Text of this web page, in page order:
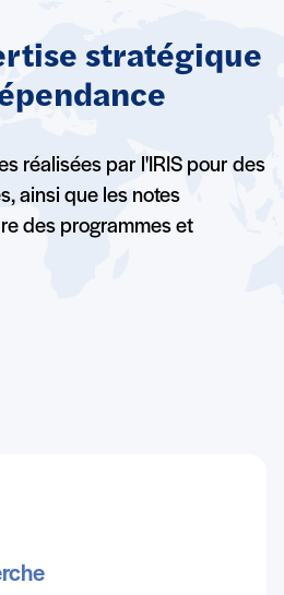
stratégique
réalisées par l'IRIS pour des
ainsi que les notes
des programmes et